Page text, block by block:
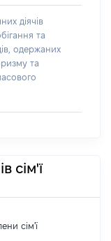
діячів
та
одержаних
та
сім'ї
сім'ї